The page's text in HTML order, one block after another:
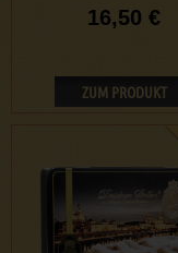
16,50 €
ZUM PRODUKT